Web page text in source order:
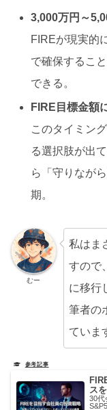
3,000万円～
FIREが現実的
で確保するこ
できる。
FIRE目標金額
このタイミン
る選択肢が出
ら「守りなが
期。
むー
私はま
すので
に移行
筆者の
ていま
ス
30代